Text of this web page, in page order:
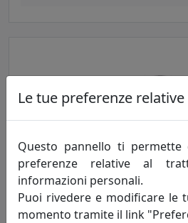
TAVOLINO ARABESCO PICCOLO, PIANO
CATALOGO IPLEX, CODICE I00206034X29
IPlex
Le tue preferenze
Questo pannello ti permette
preferenze relative al
informazioni personali.
Puoi rivedere e modificare le
momento tramite il link